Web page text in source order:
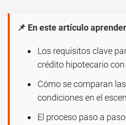
📌 En este artículo
Los requisitos clave
crédito hipotecario
Cómo se comparan
condiciones en el
El proceso paso a